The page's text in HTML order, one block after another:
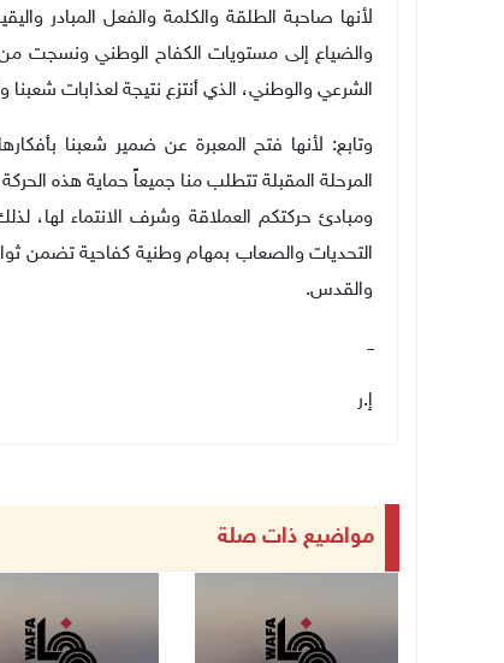
لأنها صاحبة الطلقة والكلمة والفعل المبادر
والضياع إلى مستويات الكفاح الوطني ونسجت من
الشرعي والوطني، الذي أنتزع نتيجة لعذابات شعبنا
وتابع: لأنها فتح المعبرة عن ضمير شعبنا
المرحلة المقبلة تتطلب منا جميعاً حماية هذه
ومبادئ حركتكم العملاقة وشرف الانتماء لها،
التحديات والصعاب بمهام وطنية كفاحية تضمن
والقدس.
ــ
إ.ر
مواضيع ذات صلة